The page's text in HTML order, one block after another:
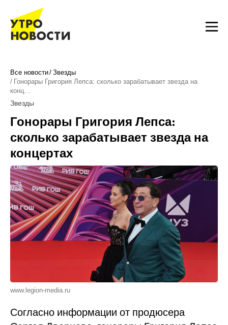
Все новости Звезды
Гонорары Григория Лепса: сколько зарабатывает звезда на
конц…
Звезды
Гонорары Григория Лепса:
сколько зарабатывает звезда на
концертах
www.legion-media.ru
Согласно информации от продюсера